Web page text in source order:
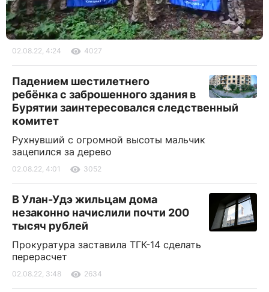
02.08.22, 4:24 4027
Падением шестилетнего
ребёнка с заброшенного здания в
Бурятии заинтересовался следственный
комитет
Рухнувший с огромной высоты мальчик
зацепился за дерево
02.08.22, 4:01 3052
В Улан-Удэ жильцам дома
незаконно начислили почти 200
тысяч рублей
Прокуратура заставила ТГК-14 сделать
перерасчет
02.08.22, 3:48 2634